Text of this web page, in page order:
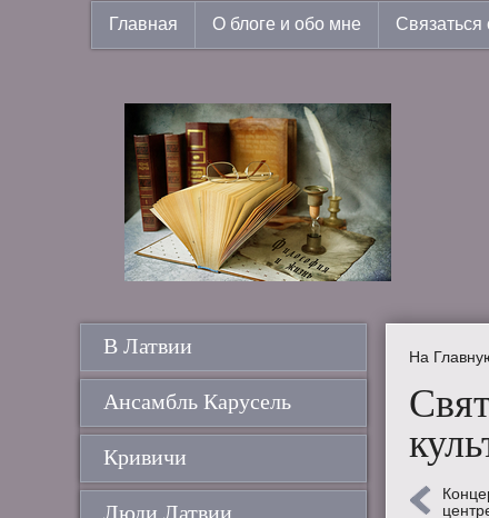
Главная О блоге и обо мне Связаться
На
В Латвии
Ансамбль Карусель
Кривичи
Люди Латвии